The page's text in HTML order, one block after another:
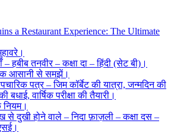
a Restaurant Experience: The Ultimate
हबीब तनवीर – कक्षा दा – हिंदी (सेट बी)।
आसानी से समझें।
पत्र – जिम कॉर्बेट की यात्रा, जन्मदिन की
वार्षिक परीक्षा की तैयारी।
नियम।
दुखी होने वाले – निदा फ़ाज़ली – कक्षा दस –